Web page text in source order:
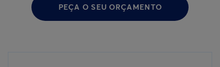
PEÇA O SEU ORÇAMENTO